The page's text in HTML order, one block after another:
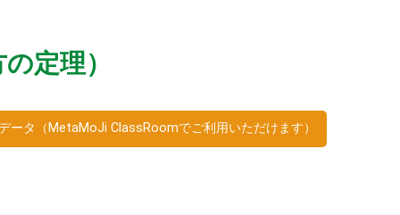
定理）
タ（MetaMoJi ClassRoomでご利用いただけます）